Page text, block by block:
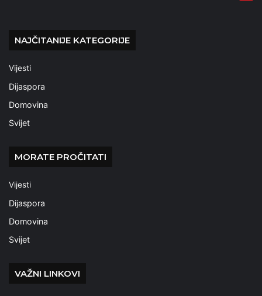
NAJČITANIJE KATEGORIJE
Vijesti
Dijaspora
Domovina
Svijet
MORATE PROČITATI
Vijesti
Dijaspora
Domovina
Svijet
VAŽNI LINKOVI